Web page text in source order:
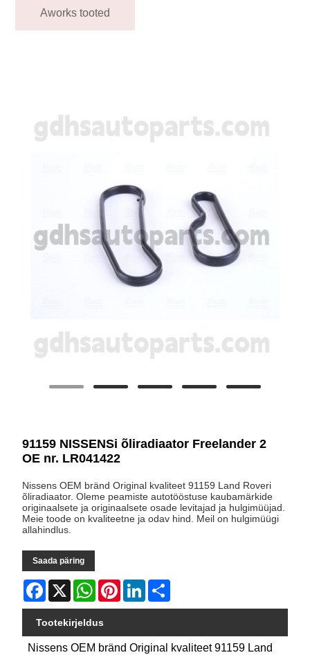
Aworks tooted
91159 NISSENSi õliradiaator Freelander 2
OE nr. LR041422
Nissens OEM bränd Original kvaliteet 91159 Land Roveri
õliradiaator. Oleme peamiste autotööstuse kaubamärkide
originaalsete ja originaalsete osade levitajad ja hulgimüüjad.
Meie toode on kvaliteetne ja odav hind. Meil on hulgimüügi
allahindlus.
Saada päring
Facebook
X WhatsAppPinterestLinkedIn
Tootekirjeldus
Nissens OEM bränd Original kvaliteet 91159 Land